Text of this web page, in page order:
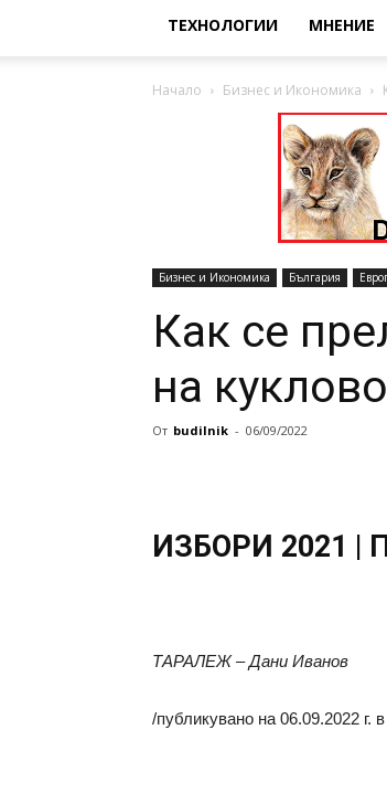
ТЕХНОЛОГИИ МНЕНИЕ
Начало Бизнес и Икономика
Бизнес и Икономика България
Как се
на
От budilnik - 06/09/2022
ИЗБОРИ 2021 |
ТАРАЛЕЖ – Дани Иванов
/публикувано на 06.09.2022 г.